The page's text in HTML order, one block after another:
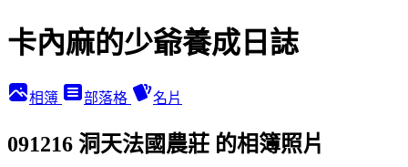
卡內麻的少爺養成日誌
相簿 部落格 名片
091216 洞天法國農莊 的相簿照片